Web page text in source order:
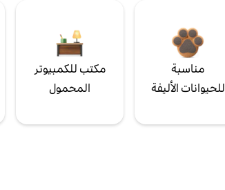
مناسبة
للحيوانات الأليفة
مكتب للكمبيوتر
المحمول